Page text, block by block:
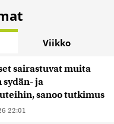
Viikko
sairastuvat muita
ja
sanoo tutkimus
22:01